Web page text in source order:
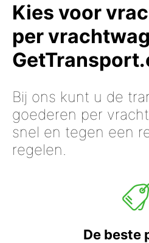
Kies voor
per
Bij ons kunt u de
goederen per
snel en tegen een
regelen.
De beste